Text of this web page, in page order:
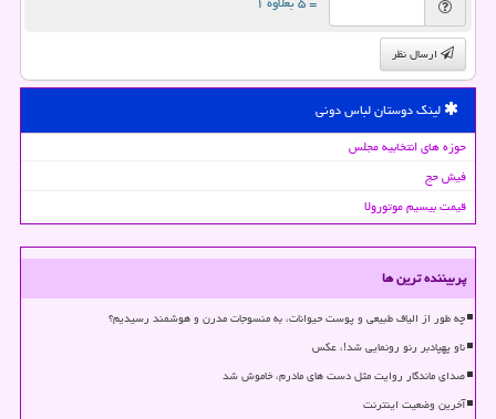
ارسال نظر
لینک دوستان لباس دونی
حوزه های انتخابیه مجلس
فیش حج
قیمت بیسیم موتورولا
پربیننده ترین ها
چه طور از الیاف طبیعی و پوست حیوانات، به منسوجات مدرن و هوشمند رسیدیم؟
ناو پهپادبر رنو رونمایی شد!، عکس
صدای ماندگار روایت مثل دست های مادرم، خاموش شد
آخرین وضعیت اینترنت